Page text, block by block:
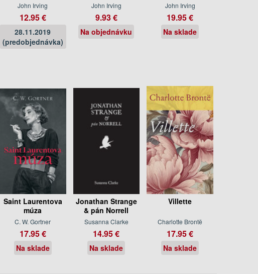
John Irving
12.95 €
28.11.2019
(predobjednávka)
John Irving
9.93 €
Na objednávku
John Irving
19.95 €
Na sklade
Saint Laurentova
múza
C. W. Gortner
17.95 €
Na sklade
Jonathan Strange
& pán Norrell
Susanna Clarke
14.95 €
Na sklade
Villette
Charlotte Brontë
17.95 €
Na sklade